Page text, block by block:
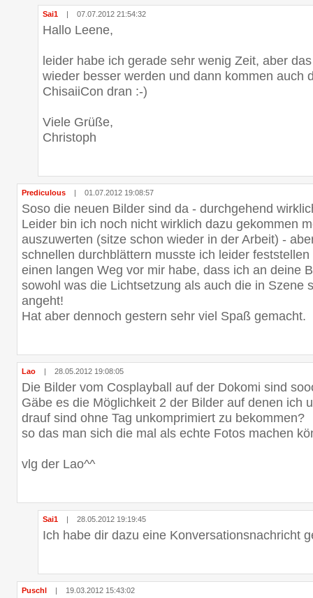
Sai1 | 07.07.2012 21:54:32
Hallo Leene,
leider habe ich gerade sehr wenig Zeit, aber
wieder besser werden und dann kommen auch
ChisaiiCon dran :-)
Viele Grüße,
Christoph
Prediculous | 01.07.2012 19:08:57
Soso die neuen Bilder sind da - durchgehend
Leider bin ich noch nicht wirklich dazu gekommen
auszuwerten (sitze schon wieder in der Arbeit) -
schnellen durchblättern musste ich leider
einen langen Weg vor mir habe, dass ich an deine
sowohl was die Lichtsetzung als auch die in Szene
angeht!
Hat aber dennoch gestern sehr viel Spaß gemacht.
Lao | 28.05.2012 19:08:05
Die Bilder vom Cosplayball auf der Dokomi sind
Gäbe es die Möglichkeit 2 der Bilder auf denen ich
drauf sind ohne Tag unkomprimiert zu bekommen?
so das man sich die mal als echte Fotos machen
vlg der Lao^^
Sai1 | 28.05.2012 19:19:45
Ich habe dir dazu eine Konversationsnachricht
Puschl | 19.03.2012 15:43:02